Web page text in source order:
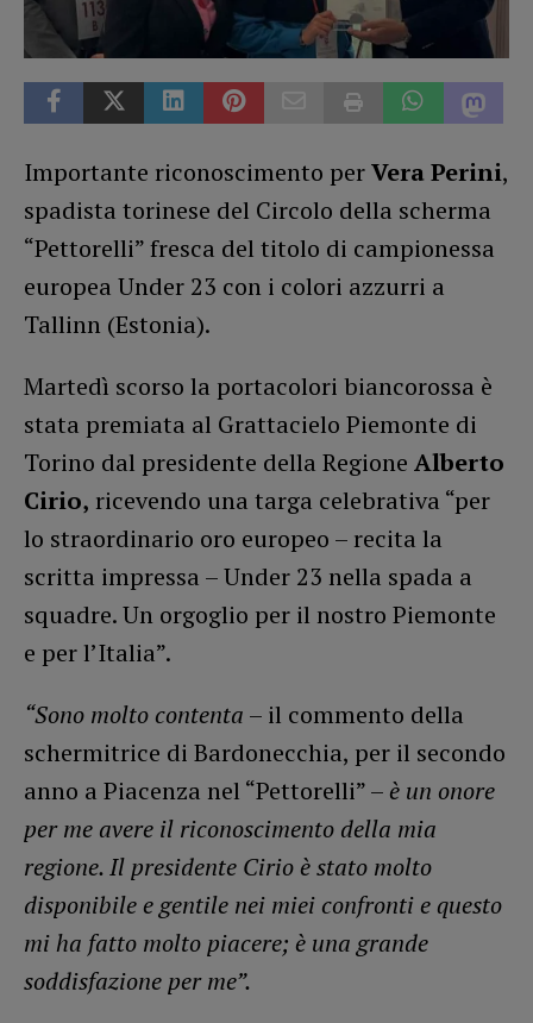
Importante riconoscimento perVera Perini,
spadista torinese del Circolo della scherma
“Pettorelli” fresca del titolo di campionessa
europea Under 23 con i colori azzurri a
Tallinn (Estonia).
Martedì scorso la portacolori biancorossa è
stata premiata al Grattacielo Piemonte di
Torino dal presidente della Regione Alberto
Cirio, ricevendo una targa celebrativa “per
lo straordinario oro europeo – recita la
scritta impressa – Under 23 nella spada a
squadre. Un orgoglio per il nostro Piemonte
e per l’Italia”.
“Sono molto contenta – il commento della
schermitrice di Bardonecchia, per il secondo
anno a Piacenza nel “Pettorelli” – è un onore
per me avere il riconoscimento della mia
regione. Il presidente Cirio è stato molto
disponibile e gentile nei miei confronti e questo
mi ha fatto molto piacere; è una grande
soddisfazione per me”.